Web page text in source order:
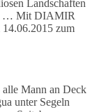
Landschaften
… Mit DIAMIR
14.06.2015 zum